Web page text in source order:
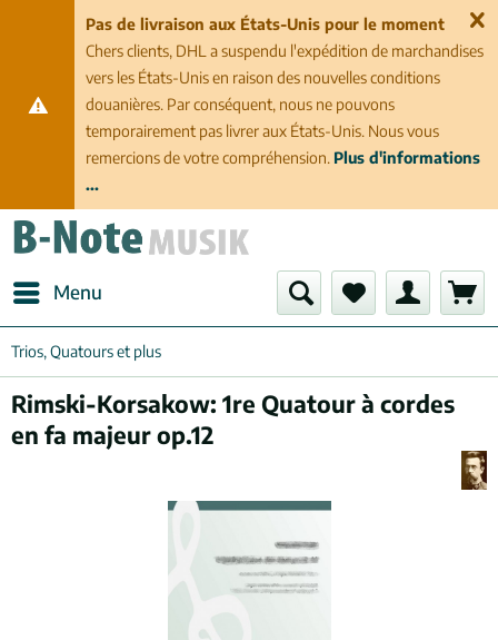
Pas de livraison aux États-Unis pour le moment
Chers clients, DHL a suspendu l'expédition de marchandises
vers les États-Unis en raison des nouvelles conditions
douanières. Par conséquent, nous ne pouvons
temporairement pas livrer aux États-Unis. Nous vous
remercions de votre compréhension. Plus d'informations
...
Menu
Trios, Quatours et plus
Rimski-Korsakow: 1re Quatour à cordes
en fa majeur op.12